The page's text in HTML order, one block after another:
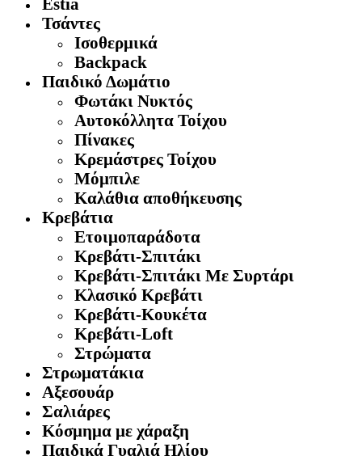
Estia
Τσάντες
Ισοθερμικά
Backpack
Παιδικό Δωμάτιο
Φωτάκι Νυκτός
Αυτοκόλλητα Τοίχου
Πίνακες
Κρεμάστρες Τοίχου
Μόμπιλε
Καλάθια αποθήκευσης
Κρεβάτια
Ετοιμοπαράδοτα
Κρεβάτι-Σπιτάκι
Κρεβάτι-Σπιτάκι Με Συρτάρι
Κλασικό Κρεβάτι
Κρεβάτι-Κουκέτα
Κρεβάτι-Loft
Στρώματα
Στρωματάκια
Αξεσουάρ
Σαλιάρες
Κόσμημα με χάραξη
Παιδικά Γυαλιά Ηλίου